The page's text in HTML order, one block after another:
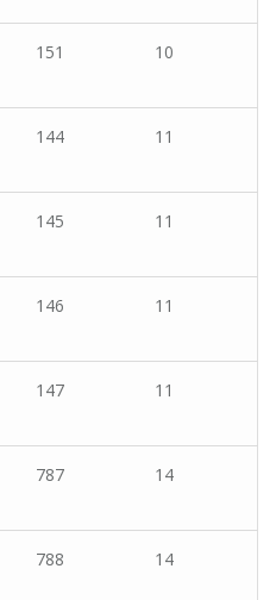
151 10
144 11
145 11
146 11
147 11
787 14
788 14